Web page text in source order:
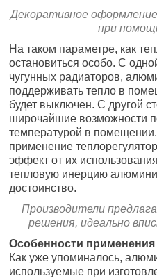
Декоративное
при
На таком параметре, как
остановиться особо. С
чугунных радиаторов,
поддерживать тепло в
будет выключен. С другой
широчайшие возможности
температурой в
применение
эффект от их
тепловую инерцию
достоинство.
Производители
решения, идеально
Особенности применения
Как уже упоминалось,
используемые при